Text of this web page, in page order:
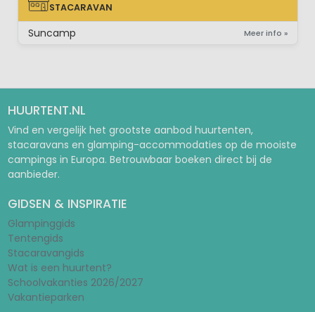
STACARAVAN
STACARAVAN
Suncamp Meer info »
HUURTENT.NL
Vind en vergelijk het grootste aanbod huurtenten,
stacaravans en glamping-accommodaties op de mooiste
campings in Europa. Betrouwbaar boeken direct bij de
aanbieder.
GIDSEN & INSPIRATIE
Glampinggids
Tentengids
Stacaravangids
Wat is een huurtent?
Schoolvakanties 2026/2027
Vakantieparken